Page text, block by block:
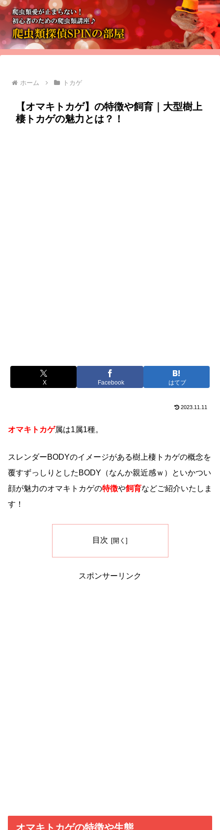
ホーム トカゲ
【オマキトカゲ】の特徴や飼育｜大型樹上
棲トカゲの魅力とは？！
X Facebook はてブ
2023.11.11
オマキトカゲ属は1属1種。
スレンダーBODYのイメージがある樹上棲トカゲの概念を
覆すずっしりとしたBODY（なんか親近感ｗ）といかつい
顔が魅力のオマキトカゲの特徴や飼育などご紹介いたしま
す！
目次
スポンサーリンク
オマキトカゲの特徴や生態